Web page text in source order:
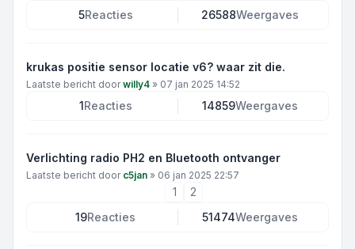
5Reacties 26588Weergaves
krukas positie sensor locatie v6? waar zit die.
Laatste bericht doorwilly4 » 07 jan 2025 14:52
1Reacties 14859Weergaves
Verlichting radio PH2 en Bluetooth ontvanger
Laatste bericht door c5jan » 06 jan 2025 22:57
1
2
19Reacties 51474Weergaves